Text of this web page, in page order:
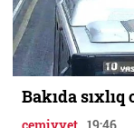
Bakıda